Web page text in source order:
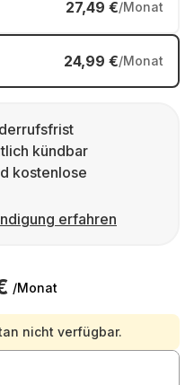
27,49 €/Monat
24,99 €/Monat
kündbar
kostenlose
erfahren
/Monat
nicht verfügbar.